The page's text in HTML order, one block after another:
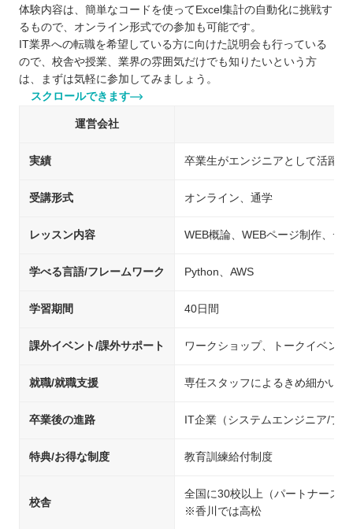
体験内容は、簡単なコードを使ってExcel集計の自動化に挑戦す
るもので、オンライン形式での参加も可能です。
IT業界への転職を希望している方に向けた説明会も行っている
ので、校舎や授業、業界の雰囲気だけでも知りたいという方
は、まずは気軽に参加してみましょう。
スクロールできます
運営会社
実績 卒業生がエンジニアとして活躍
受講形式 オンライン、通学
レッスン内容 WEB概論、WEBページ制作、デ
学べる言語/フレームワーク Python、AWS
学習期間 40日間
課外イベント/課外サポート ワークショップ、トークイベント
就職/就職支援 専任スタッフによるきめ細かいサ
卒業後の進路 IT企業（システムエンジニア/プ
特典/お得な制度 教育訓練給付制度
校舎
全国に30校以上（パートナース
※香川では高松